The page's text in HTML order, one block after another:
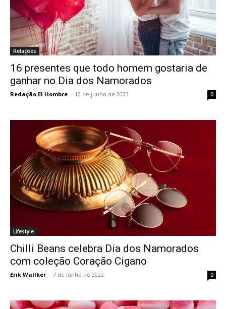
Relações
16 presentes que todo homem gostaria de
ganhar no Dia dos Namorados
Redação El Hombre - 12 de junho de 2023 0
Lifestyle
Chilli Beans celebra Dia dos Namorados
com coleção Coração Cigano
Erik Wallker - 7 de junho de 2022 0